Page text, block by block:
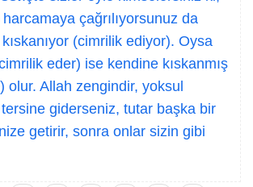
çağrılıyorsunuz da
(cimrilik ediyor). Oysa
eder) ise kendine kıskanmış
olur. Allah zengindir, yoksul
giderseniz, tutar başka bir
getirir, sonra onlar sizin gibi